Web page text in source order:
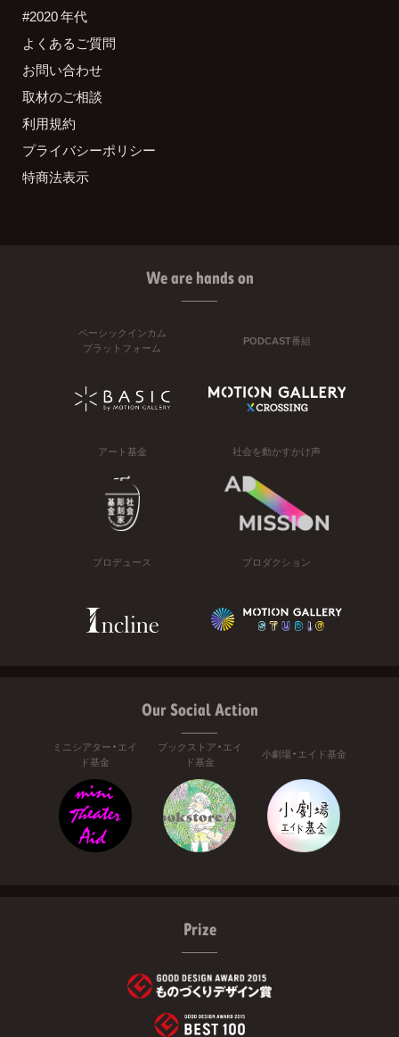
#2020 年代
よくあるご質問
お問い合わせ
取材のご相談
利用規約
プライバシーポリシー
特商法表示
We are hands on
ベーシックインカム
プラットフォーム
PODCAST番組
アート基金 社会を動かすかけ声
プロデュース プロダクション
Our Social Action
ミニシアター・エイ
ド基金
ブックストア・エイ
ド基金
小劇場・エイド基金
Prize